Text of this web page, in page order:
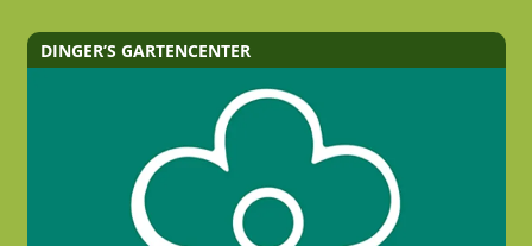
DINGER’S GARTENCENTER